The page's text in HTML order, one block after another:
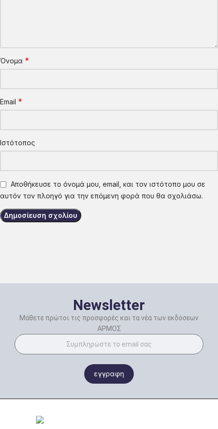
Όνομα *
Email *
Ιστότοπος
Αποθήκευσε το όνομά μου, email, και τον ιστότοπο μου σε
αυτόν τον πλοηγό για την επόμενη φορά που θα σχολιάσω.
Newsletter
Μάθετε πρώτοι τις προσφορές και τα νέα των εκδόσεων
ΑΡΜΟΣ
εγγραφη